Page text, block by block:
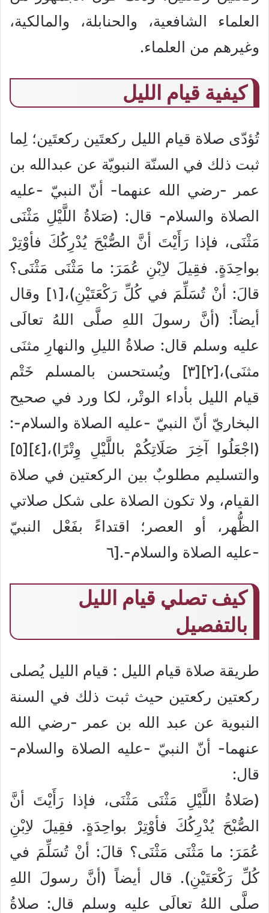
العلماء الشافعية، والحنابلة، والمالكية،
وغيرهم من العلماء.
كيفية قيام الليل
تُؤدّى صلاة قيام الليل ركعتَين ركعتَين؛ لِما
ثبت ذلك في السنّة النبويّة عن عبدالله بن
عمر -رضي الله عنهما- أنّ النبيّ -عليه
الصلاة والسلام- قال: (صَلاةُ اللَّيْلِ مَثْنَى
مَثْنَى، فإذا رَأَيْتَ أنَّ الصُّبْحَ يُدْرِكُكَ فأوْتِرْ
بواحِدَةٍ. فقِيلَ لاِبْنِ عُمَرَ: ما مَثْنَى مَثْنَى؟
قالَ: أنْ تُسَلِّمَ في كُلِّ رَكْعَتَيْنِ)،[١] وقال
أيضاً: (أنَّ رسولَ اللهِ صلَّى اللهُ تعالَى
عليه وسلم قال: صلاةُ الليلِ والنهارِ مثنَى
مثنَى)،[٢][٣] ويُستحسن بالمسلم خَتْم
قيام الليل بأداء الوتْر، لكا ورد في صحيح
البخاريّ أنّ النبيّ -عليه الصلاة والسلام-:
(اجْعَلُوا آخِرَ صَلَاتِكُمْ باللَّيْلِ وِتْرًا)،[٤][٥]
والتسليم مطلوبٌ بين الركعتين في صلاة
القيام، ولا تكون الصلاة على شكل صلاتي
الظُّهر، أو العصر؛ اقتداءً بفَعْل النبيّ
-عليه الصلاة والسلام-.[٦
كيف تصلي قيام الليل
بالتفصيل
طريقة صلاة قيام الليل : قيام الليل يُصلى
ركعتين ركعتين حيث ثبت ذلك في السنة
النبوية عن عبد الله بن عمر -رضي الله
عنهما- أنّ النبيّ -عليه الصلاة والسلام-
قال:
(صَلاةُ اللَّيْلِ مَثْنَى مَثْنَى، فإذا رَأَيْتَ أنَّ
الصُّبْحَ يُدْرِكُكَ فأوْتِرْ بواحِدَةٍ. فقِيلَ لاِبْنِ
عُمَرَ: ما مَثْنَى مَثْنَى؟ قالَ: أنْ تُسَلِّمَ في
كُلِّ رَكْعَتَيْنِ). قال أيضاً (أنَّ رسولَ اللهِ
صلَّى اللهُ تعالَى عليه وسلم قال: صلاةُ